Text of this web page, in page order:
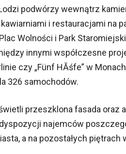
podwórzy wewnątrz
i restauracjami na
Wolności i Park
innymi współczesne
czy „Fünf HĂśfe” w
326 samochodów.
przeszklona fasada oraz
najemców
a na pozostałych piętrach